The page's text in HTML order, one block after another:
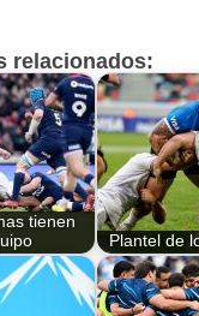
relacionados:
tienen
Plantel de